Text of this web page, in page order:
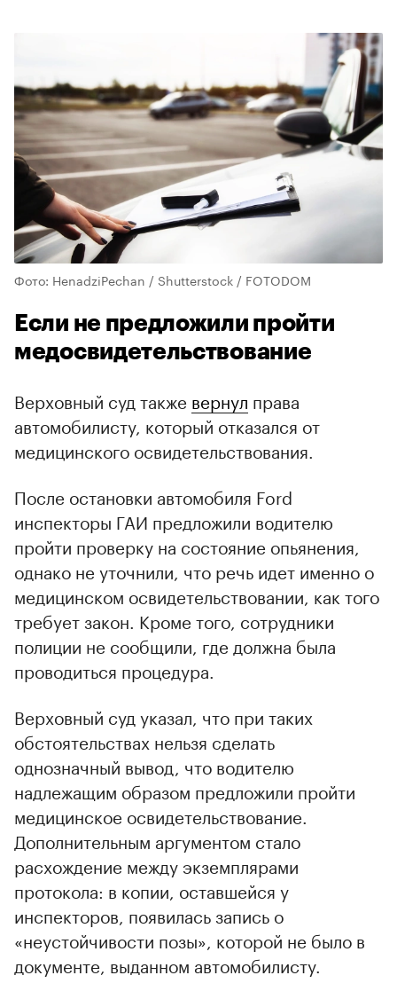
Фото: HenadziPechan / Shutterstock / FOTODOM
Если не предложили пройти
медосвидетельствование
Верховный суд также вернул права
автомобилисту, который отказался от
медицинского освидетельствования.
После остановки автомобиля Ford
инспекторы ГАИ предложили водителю
пройти проверку на состояние опьянения,
однако не уточнили, что речь идет именно о
медицинском освидетельствовании, как того
требует закон. Кроме того, сотрудники
полиции не сообщили, где должна была
проводиться процедура.
Верховный суд указал, что при таких
обстоятельствах нельзя сделать
однозначный вывод, что водителю
надлежащим образом предложили пройти
медицинское освидетельствование.
Дополнительным аргументом стало
расхождение между экземплярами
протокола: в копии, оставшейся у
инспекторов, появилась запись о
«неустойчивости позы», которой не было в
документе, выданном автомобилисту.